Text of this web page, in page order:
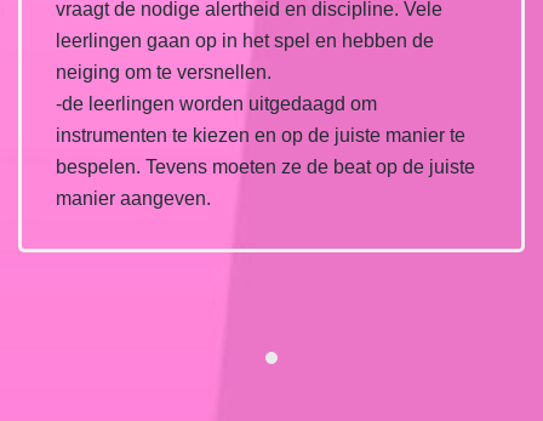
vraagt de nodige alertheid en discipline. Vele
leerlingen gaan op in het spel en hebben de
neiging om te versnellen.
-de leerlingen worden uitgedaagd om
instrumenten te kiezen en op de juiste manier te
bespelen. Tevens moeten ze de beat op de juiste
manier aangeven.